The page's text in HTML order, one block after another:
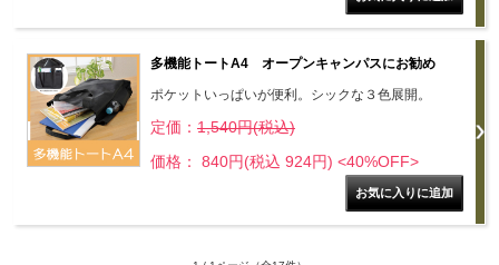
多機能トートA4 オープンキャンパスにお勧め
ポケットいっぱいが便利。シックな３色展開。
定価： 1,540円(税込)
価格： 840円(税込 924円) <40%OFF>